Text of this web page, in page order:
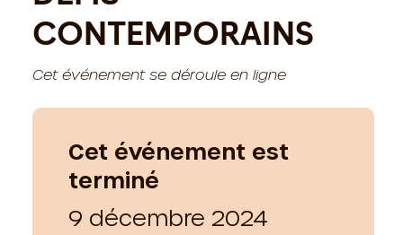
CONTEMPORAINS
Cet événement se déroule en ligne
Cet événement est
terminé
9 décembre 2024